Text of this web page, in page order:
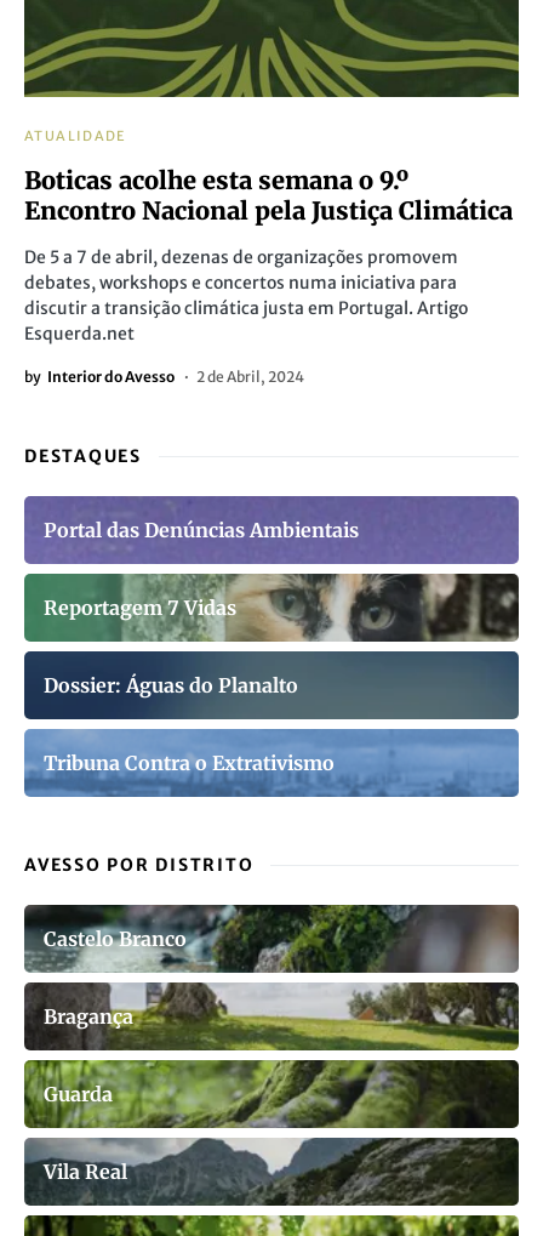
ATUALIDADE
Boticas acolhe esta semana o 9.º
Encontro Nacional pela Justiça Climática
De 5 a 7 de abril, dezenas de organizações promovem
debates, workshops e concertos numa iniciativa para
discutir a transição climática justa em Portugal. Artigo
Esquerda.net
by Interior do Avesso 2 de Abril, 2024
DESTAQUES
Portal das Denúncias Ambientais
Reportagem 7 Vidas
Dossier: Águas do Planalto
Tribuna Contra o Extrativismo
AVESSO POR DISTRITO
Castelo Branco
Bragança
Guarda
Vila Real